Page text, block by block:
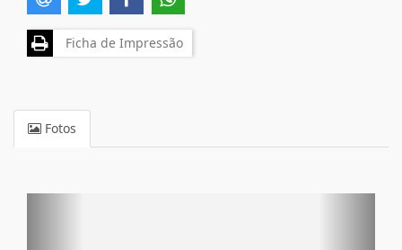
Ficha de Impressão
Fotos